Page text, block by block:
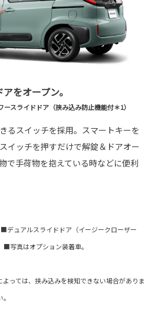
をオープン。
スライドドア（挟み込み防止機能付＊1）
るスイッチを採用。スマートキーを
イッチを押すだけで解錠＆ドアオー
で手荷物を抱えている時などに便利
ュアルスライドドア（イージークローザー
写真はオプション装着車。
っては、挟み込みを検知できない場合がありま